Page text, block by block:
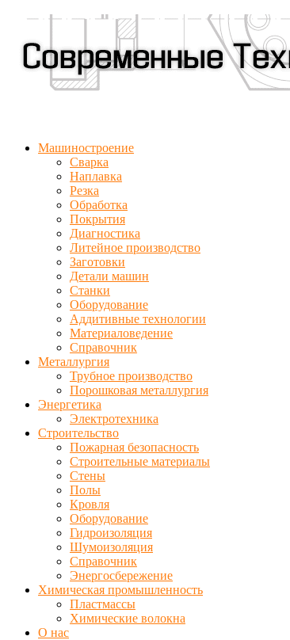
Машиностроение
Сварка
Наплавка
Резка
Обработка
Покрытия
Диагностика
Литейное производство
Заготовки
Детали машин
Станки
Оборудование
Аддитивные технологии
Материаловедение
Справочник
Металлургия
Трубное производство
Порошковая металлургия
Энергетика
Электротехника
Строительство
Пожарная безопасность
Строительные материалы
Стены
Полы
Кровля
Оборудование
Гидроизоляция
Шумоизоляция
Справочник
Энергосбережение
Химическая промышленность
Пластмассы
Химические волокна
О нас